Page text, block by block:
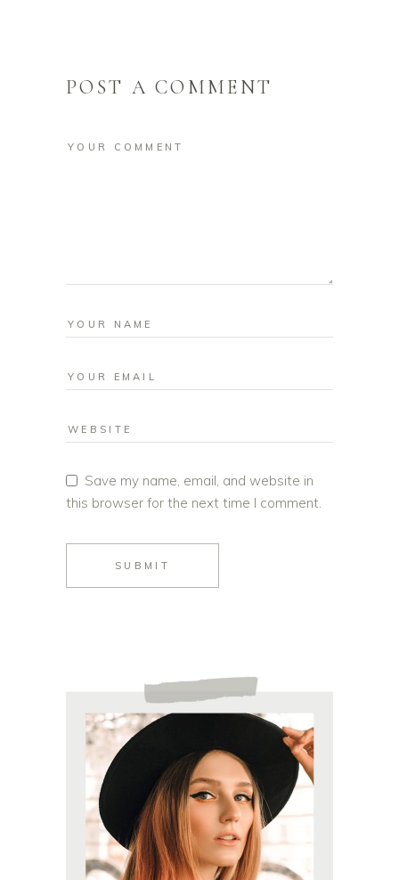
POST A COMMENT
Save my name, email, and website in
this browser for the next time I comment.
SUBMIT